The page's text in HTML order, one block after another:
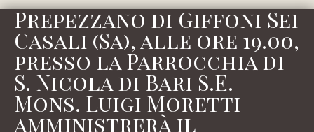
Prepezzano di Giffoni Sei
Casali (Sa), alle ore 19.00,
presso la Parrocchia di
S. Nicola di Bari S.E.
Mons. Luigi Moretti
amministrerà il